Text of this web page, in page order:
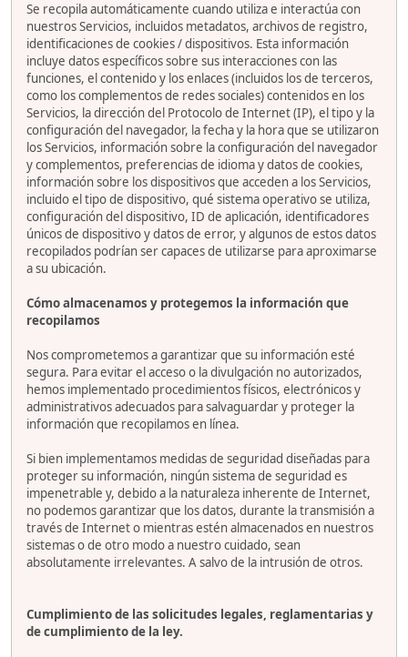
Se recopila automáticamente cuando utiliza e interactúa con
nuestros Servicios, incluidos metadatos, archivos de registro,
identificaciones de cookies / dispositivos. Esta información
incluye datos específicos sobre sus interacciones con las
funciones, el contenido y los enlaces (incluidos los de terceros,
como los complementos de redes sociales) contenidos en los
Servicios, la dirección del Protocolo de Internet (IP), el tipo y la
configuración del navegador, la fecha y la hora que se utilizaron
los Servicios, información sobre la configuración del navegador
y complementos, preferencias de idioma y datos de cookies,
información sobre los dispositivos que acceden a los Servicios,
incluido el tipo de dispositivo, qué sistema operativo se utiliza,
configuración del dispositivo, ID de aplicación, identificadores
únicos de dispositivo y datos de error, y algunos de estos datos
recopilados podrían ser capaces de utilizarse para aproximarse
a su ubicación.
Cómo almacenamos y protegemos la información que
recopilamos
Nos comprometemos a garantizar que su información esté
segura. Para evitar el acceso o la divulgación no autorizados,
hemos implementado procedimientos físicos, electrónicos y
administrativos adecuados para salvaguardar y proteger la
información que recopilamos en línea.
Si bien implementamos medidas de seguridad diseñadas para
proteger su información, ningún sistema de seguridad es
impenetrable y, debido a la naturaleza inherente de Internet,
no podemos garantizar que los datos, durante la transmisión a
través de Internet o mientras estén almacenados en nuestros
sistemas o de otro modo a nuestro cuidado, sean
absolutamente irrelevantes. A salvo de la intrusión de otros.
Cumplimiento de las solicitudes legales, reglamentarias y
de cumplimiento de la ley.